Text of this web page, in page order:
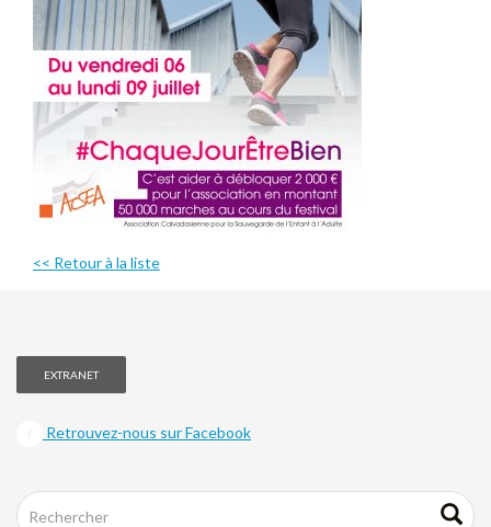
<< Retour à la liste
EXTRANET
Retrouvez-nous sur Facebook